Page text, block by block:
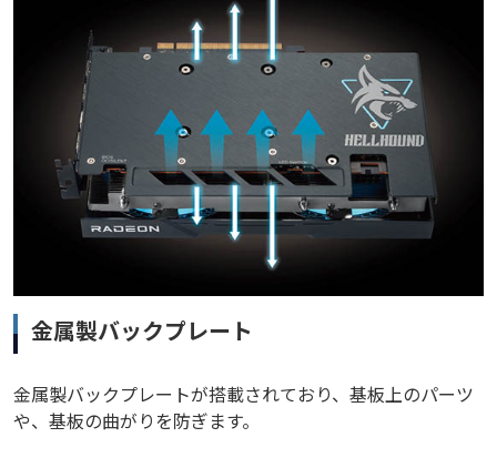
金属製バックプレート
金属製バックプレートが搭載されており、基板上のパーツ
や、基板の曲がりを防ぎます。